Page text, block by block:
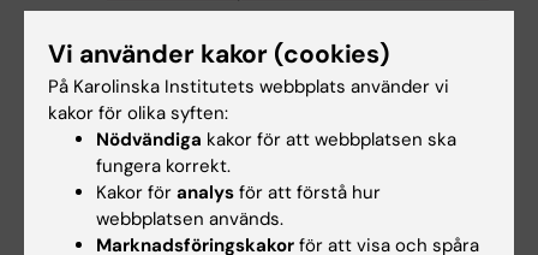
neurovetenskap, tilldelas anslag om 8,6
miljoner kronor för projektet: “Improved
treatment for children and youth at risk of
severe antisocial and violent behaviour: A
translational research program”
DocentJohan Bjureberg,institutionen för
klinisk neurovetenskap, tilldelas anslag om 5
Vi använder kakor (cookies)
På Karolinska Institutets webbplats använder vi
kakor för olika syften:
Nödvändiga kakor för att webbplatsen ska
fungera korrekt.
Kakor för analys för att förstå hur
webbplatsen används.
Marknadsföringskakor för att visa och spåra